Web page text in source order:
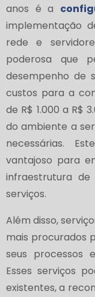
anos é a
implementação
rede e
poderosa que
desempenho de
custos para a
de R$ 1.000 a R$
do ambiente a
necessárias.
vantajoso para
infraestrutura
serviços.
Além disso,
mais procurados
seus processos
Esses serviços
existentes, a